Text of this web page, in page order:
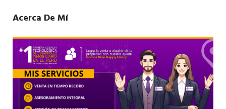
Acerca De Mí